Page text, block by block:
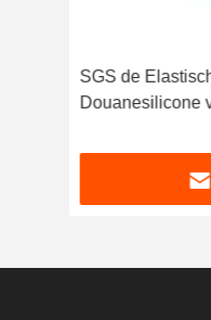
SGS de
Douanesilicone